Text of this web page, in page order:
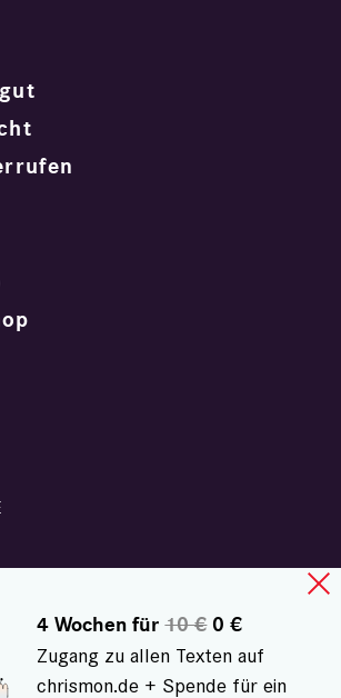
4 Wochen für10 €0 €
Zugang zu allen Texten auf
chrismon.de + Spende für ein